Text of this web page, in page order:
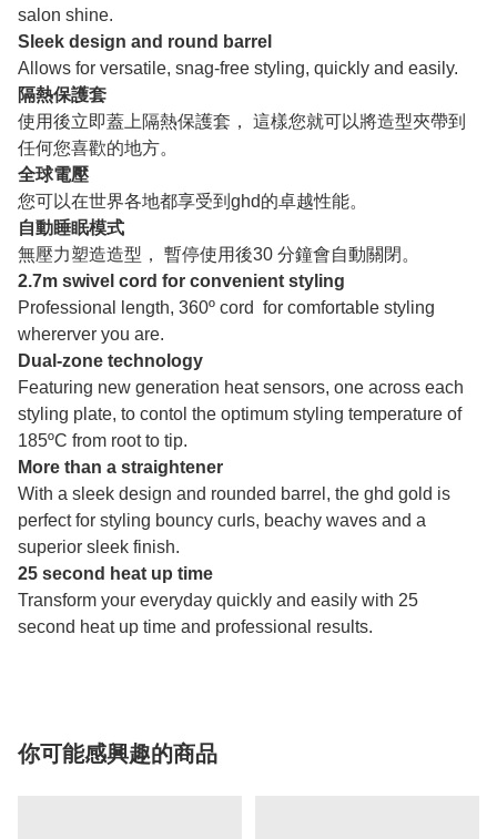
salon shine.
Sleek design and round barrel
Allows for versatile, snag-free styling, quickly and easily.
隔熱保護套
使用後立即蓋上隔熱保護套， 這樣您就可以將造型夾帶到
任何您喜歡的地方。
全球電壓
您可以在世界各地都享受到ghd的卓越性能。
自動睡眠模式
無壓力塑造造型， 暫停使用後30 分鐘會自動關閉。
2.7m swivel cord for convenient styling
Professional length, 360º cord for comfortable styling
whererver you are.
Dual-zone technology
Featuring new generation heat sensors, one across each
styling plate, to contol the optimum styling temperature of
185ºC from root to tip.
More than a straightener
With a sleek design and rounded barrel, the ghd gold is
perfect for styling bouncy curls, beachy waves and a
superior sleek finish.
25 second heat up time
Transform your everyday quickly and easily with 25
second heat up time and professional results.
你可能感興趣的商品